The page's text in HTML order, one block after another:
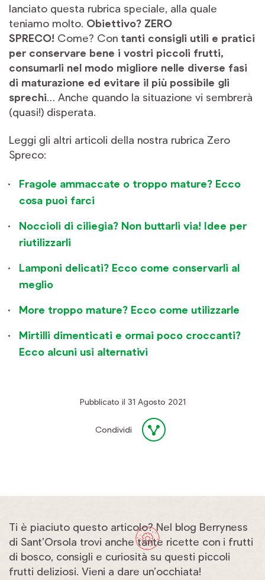
lanciato questa rubrica speciale, alla quale
teniamo molto. Obiettivo? ZERO
SPRECO! Come? Con tanti consigli utili e pratici
per conservare bene i vostri piccoli frutti,
consumarli nel modo migliore nelle diverse fasi
di maturazione ed evitare il più possibile gli
sprechi… Anche quando la situazione vi sembrerà
(quasi!) disperata.
Leggi gli altri articoli della nostra rubrica Zero
Spreco:
Fragole ammaccate o troppo mature? Ecco
cosa puoi farci
Noccioli di ciliegia? Non buttarli via! Idee per
riutilizzarli
Lamponi delicati? Ecco come conservarli al
meglio
More troppo mature? Ecco come utilizzarle
Mirtilli dimenticati e ormai poco croccanti?
Ecco alcuni usi alternativi
Condividi
Pubblicato il 31 Agosto 2021
Ti è piaciuto questo articolo? Nel blog Berryness
di Sant’Orsola trovi anche tante ricette con i frutti
di bosco, consigli e curiosità su questi piccoli
frutti deliziosi. Vieni a dare un’occhiata!